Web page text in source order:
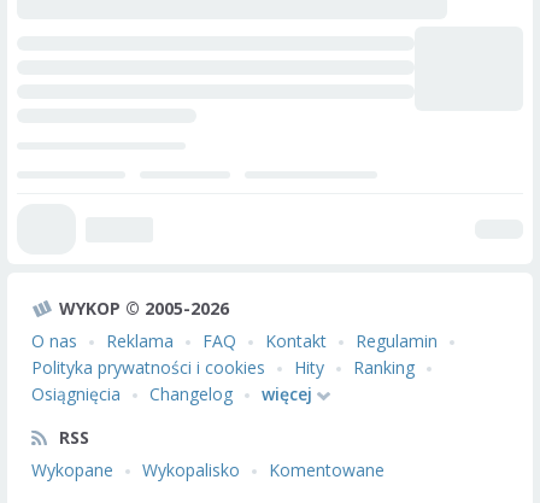
WYKOP © 2005-2026
O nas
Reklama FAQ Kontakt
Regulamin
Polityka prywatności i cookies
Hity
Ranking
Osiągnięcia
Changelog
więcej
RSS
Wykopane
Wykopalisko Komentowane